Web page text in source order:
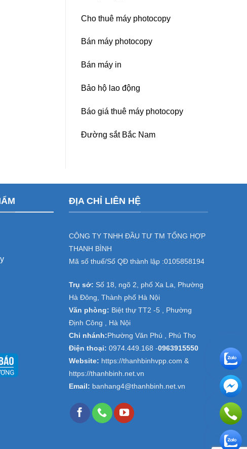
Cho thuê máy photocopy
Bán máy photocopy
Bán máy in
Bảo hộ lao động
Báo giá thuê máy photocopy
Đường sắt Bắc Nam
ĐỊA CHỈ LIÊN HỆ
CÔNG TY TNHH ĐẦU TƯ TM TỔNG HỢP
THANH BÌNH
Mã số thuế/Số QĐ thành lập :0105858194
Trụ sở: Số 18, ngõ 2, phố Xa La, Phường
Hà Đông, Thành phố Hà Nội
Văn phòng: Biệt thự TT2 -5 , Phường
Định Công , Hà Nội
Chi nhánh: Phường Văn Phú , Phú Thọ
Điện thoại: 0974.449.168 -0963915550
Website: https://thanhbinhvpp.com &
https://thanhbinh.net.vn
Email: banhang4@thanhbinh.net.vn